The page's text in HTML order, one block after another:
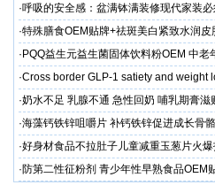
C保留率≥95%
·呼吸的安全感：盆满钵满装修现代家装
保准则
·特殊膳食OEM贴牌+祛斑美白紧致水润皮
工厂家
· PQQ益生元益生菌固体饮料粉OEM 中老
粉贴牌代加工
·Cross border GLP-1 satiety and weight
·奶水不足 乳腺不通 急性回奶 哺乳期膏滋
·海藻钙铁锌咀嚼片 补钙铁锌促进成长骨
加工
·好身材食品不拉肚子儿童减重玉葱片火
·防第二性征粉剂 青少年性早熟食品OEM